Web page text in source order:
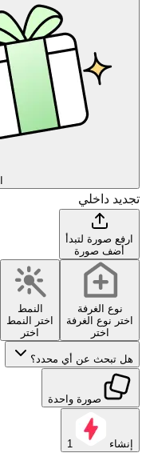
تجديد داخلي
ارفع صورة لتبدأ
أضف صورة
نوع الغرفة
اختر نوع الغرفة
اختر
النمط
اختر النمط
اختر
هل تبحث عن أي محدد؟
صورة واحدة
إنشاء 1